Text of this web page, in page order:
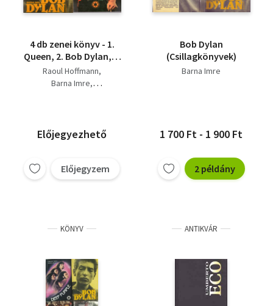
4 db zenei könyv - 1.
Queen, 2. Bob Dylan, 3.
Rock sztori, 4.
Könnyűzenei lexikon
Raoul Hoffmann
Barna Imre
Előjegyezhető
Előjegyzem
Bob Dylan
(Csillagkönyvek)
Barna Imre
1 700 Ft - 1 900 Ft
2 példány
KÖNYV ANTIKVÁR